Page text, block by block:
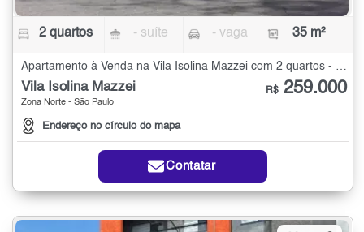
2 quartos - suíte - vaga 35 m²
Vila Isolina Mazzei
Zona Norte - São Paulo
Endereço no círculo do mapa
R$ 259.000
Contatar